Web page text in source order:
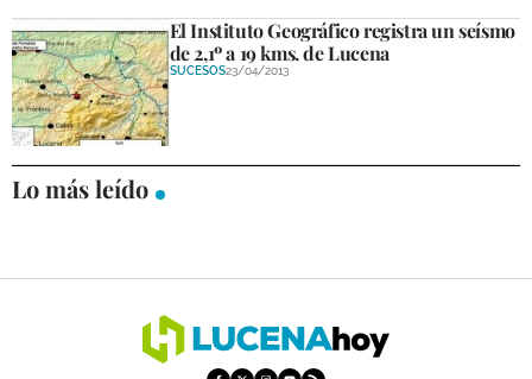
El Instituto Geográfico registra un seísmo
de 2,1º a 19 kms. de Lucena
SUCESOS23/04/2013
Lo más leído